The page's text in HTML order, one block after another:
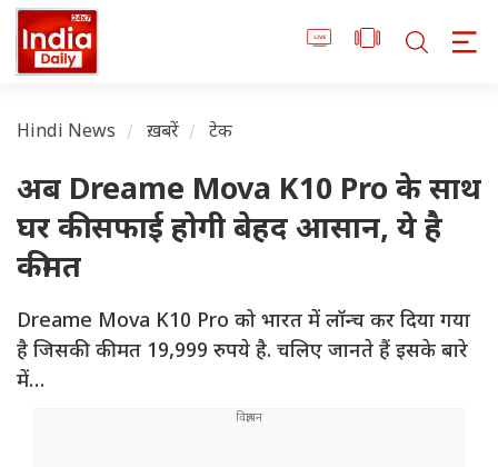
Hindi News ख़बरें टेक
अब Dreame Mova K10 Pro के साथ
घर की सफाई होगी बेहद आसान, ये है
कीमत
Dreame Mova K10 Pro को भारत में लॉन्च कर दिया गया
है जिसकी कीमत 19,999 रुपये है. चलिए जानते हैं इसके बारे
में…